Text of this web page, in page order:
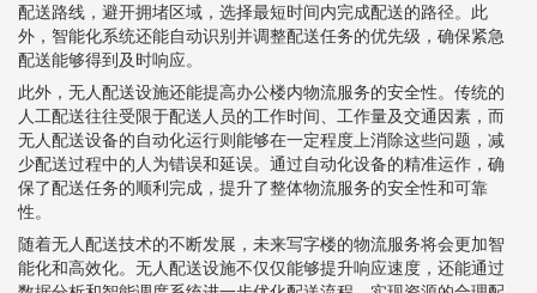
配送路线，避开拥堵区域，选择最短时间内完成配送的路径。此
外，智能化系统还能自动识别并调整配送任务的优先级，确保紧急
配送能够得到及时响应。
此外，无人配送设施还能提高办公楼内物流服务的安全性。传统的
人工配送往往受限于配送人员的工作时间、工作量及交通因素，而
无人配送设备的自动化运行则能够在一定程度上消除这些问题，减
少配送过程中的人为错误和延误。通过自动化设备的精准运作，确
保了配送任务的顺利完成，提升了整体物流服务的安全性和可靠
性。
随着无人配送技术的不断发展，未来写字楼的物流服务将会更加智
能化和高效化。无人配送设施不仅仅能够提升响应速度，还能通过